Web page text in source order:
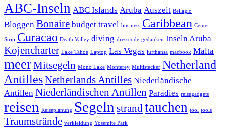
ABC-Inseln ABC Islands Aruba Auszeit Bellagio
Bloggen Bonaire budget travel business Caribbean Center
Strip Curacao Death Valley diving dresscode gedanken Inseln Aruba
Kojencharter Lake Tahoe Laptop Las Vegas lufthansa macbook Malta
meerMitsegeln Mono Lake Monterey Multistecker Netherland
AntillesNetherlands Antilles Niederländische
Antillen Niederländischen Antillen Paradies reisegadgets
reisen Reiseplanung Segeln strand tauchen tool tools
Traumstrände verkleidung Yosemite Park